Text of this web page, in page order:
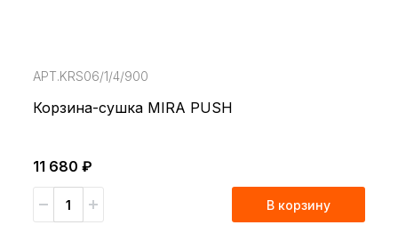
АРТ.KRS06/1/4/900
Корзина-сушка MIRA PUSH
11 680 ₽
В корзину